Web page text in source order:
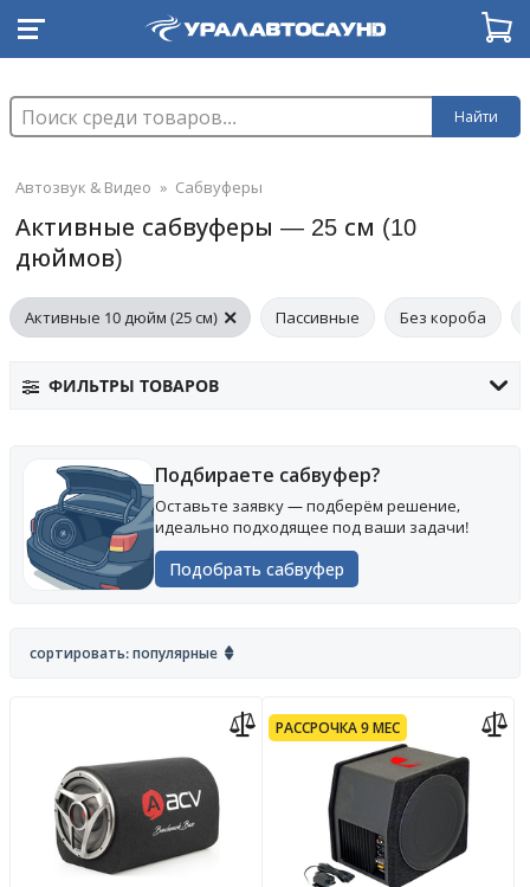
Найти
Автозвук & Видео » Сабвуферы
Активные сабвуферы — 25 см (10
дюймов)
Активные 10 дюйм (25 см) Пассивные Без короба
ФИЛЬТРЫ ТОВАРОВ
Подбираете сабвуфер?
Оставьте заявку — подберём решение,
идеально подходящее под ваши задачи!
Подобрать сабвуфер
сортировать: популярные
РАССРОЧКА 9 МЕС